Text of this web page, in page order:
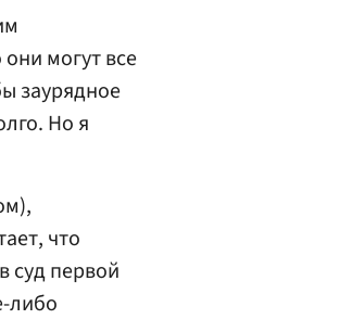
могут все
заурядное
Но я
что
суд первой
либо